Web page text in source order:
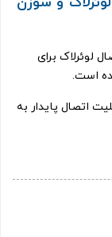
لوئرلاک برای
است.
اتصال پایدار به